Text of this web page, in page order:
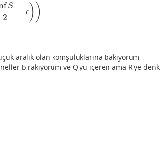
S
2
− ϵ))
aralık olan komşuluklarına bakıyorum
bırakıyorum ve Q'yu içeren ama R'ye denk